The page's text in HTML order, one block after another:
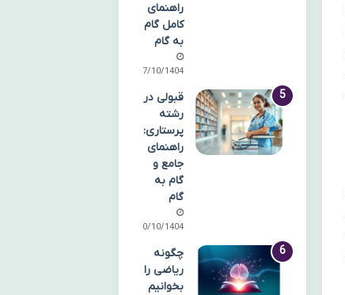
راهنمای
کامل گام
به گام
07/10/1404
قبولی در
رشته
پرستاری:
راهنمای
جامع و
گام به
گام
10/10/1404
چگونه
ریاضی را
بخوانیم